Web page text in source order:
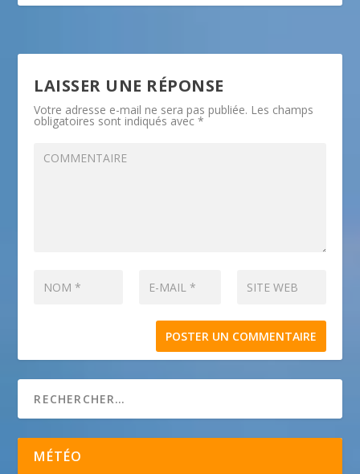
LAISSER UNE RÉPONSE
Votre adresse e-mail ne sera pas publiée. Les champs
obligatoires sont indiqués avec*
MÉTÉO